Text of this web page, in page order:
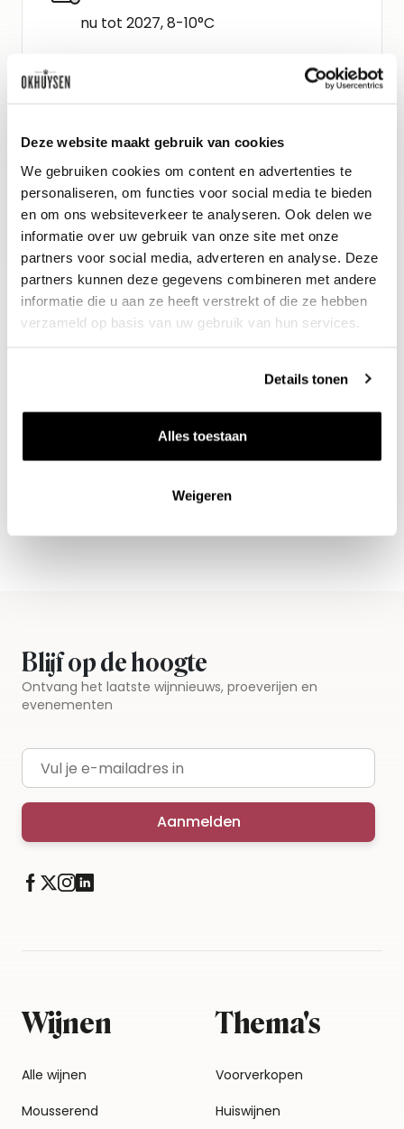
Deze website maakt gebruik van cookies
We gebruiken cookies om content en advertenties te
personaliseren, om functies voor social media te bieden
en om ons websiteverkeer te analyseren. Ook delen we
informatie over uw gebruik van onze site met onze
partners voor social media, adverteren en analyse. Deze
partners kunnen deze gegevens combineren met andere
informatie die u aan ze heeft verstrekt of die ze hebben
verzameld op basis van uw gebruik van hun services.
Details tonen
Alles toestaan
Weigeren
nu tot 2027, 8-10°C
sushi, zuurkool en frisse geitenkazen.
Ook perfect bij een salade met
groene asperges.
Nieuws & inspiratie in Vineé Vineuse
Alle wijnen direct van de wijnboer
Vandaag voor 12.00 uur besteld, morgen in huis
Blijf op de hoogte
Ontvang het laatste wijnnieuws, proeverijen en
evenementen
E-mailadres
Aanmelden
Wijnen
Alle wijnen
Mousserend
Thema's
Voorverkopen
Huiswijnen